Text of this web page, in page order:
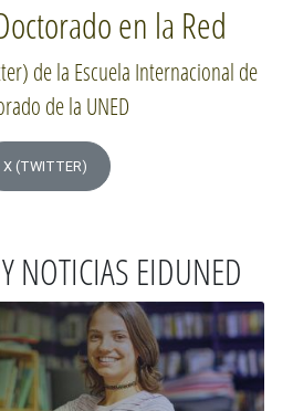
PROGRAMAS en la Red
de la Escuela Internacional de
de la UNED
X (TWITTER)
NOTICIAS EIDUNED